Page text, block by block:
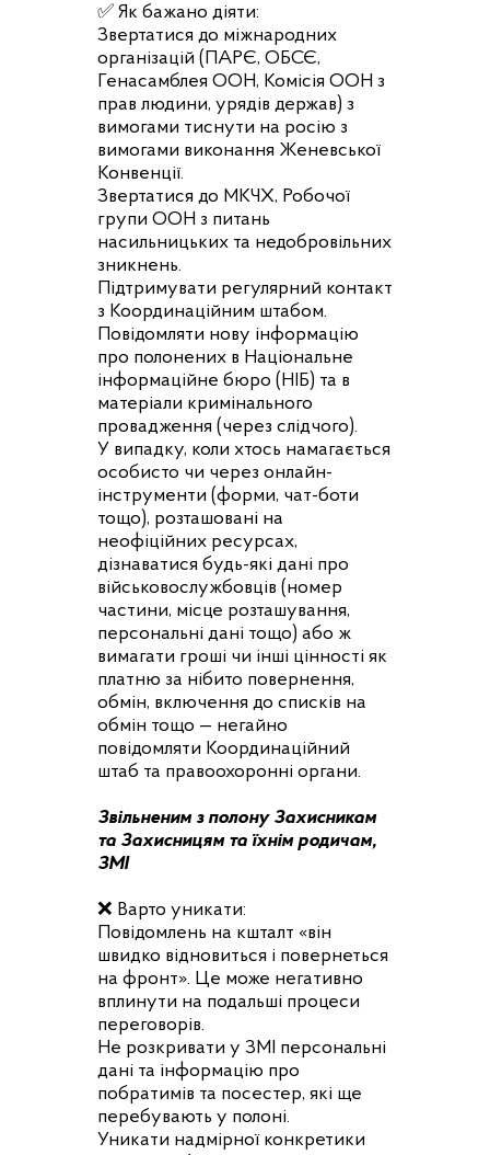
✅ Як бажано діяти:
Звертатися до міжнародних
організацій (ПАРЄ, ОБСЄ,
Генасамблея ООН, Комісія ООН з
прав людини, урядів держав) з
вимогами тиснути на росію з
вимогами виконання Женевської
Конвенції.
Звертатися до МКЧХ, Робочої
групи ООН з питань
насильницьких та недобровільних
зникнень.
Підтримувати регулярний контакт
з Координаційним штабом.
Повідомляти нову інформацію
про полонених в Національне
інформаційне бюро (НІБ) та в
матеріали кримінального
провадження (через слідчого).
У випадку, коли хтось намагається
особисто чи через онлайн-
інструменти (форми, чат-боти
тощо), розташовані на
неофіційних ресурсах,
дізнаватися будь-які дані про
військовослужбовців (номер
частини, місце розташування,
персональні дані тощо) або ж
вимагати гроші чи інші цінності як
платню за нібито повернення,
обмін, включення до списків на
обмін тощо — негайно
повідомляти Координаційний
штаб та правоохоронні органи.
Звільненим з полону Захисникам
та Захисницям та їхнім родичам,
ЗМІ
❌ Варто уникати:
Повідомлень на кшталт «він
швидко відновиться і повернеться
на фронт». Це може негативно
вплинути на подальші процеси
переговорів.
Не розкривати у ЗМІ персональні
дані та інформацію про
побратимів та посестер, які ще
перебувають у полоні.
Уникати надмірної конкретики